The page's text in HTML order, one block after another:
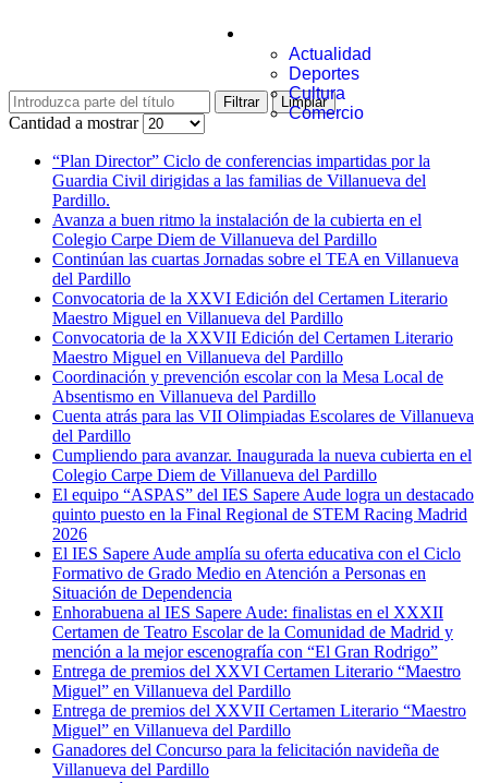
Actualidad
Deportes
Cultura
Comercio
Filtrar Limpiar
Cantidad a mostrar
“Plan Director” Ciclo de conferencias impartidas por la
Guardia Civil dirigidas a las familias de Villanueva del
Pardillo.
Avanza a buen ritmo la instalación de la cubierta en el
Colegio Carpe Diem de Villanueva del Pardillo
Continúan las cuartas Jornadas sobre el TEA en Villanueva
del Pardillo
Convocatoria de la XXVI Edición del Certamen Literario
Maestro Miguel en Villanueva del Pardillo
Convocatoria de la XXVII Edición del Certamen Literario
Maestro Miguel en Villanueva del Pardillo
Coordinación y prevención escolar con la Mesa Local de
Absentismo en Villanueva del Pardillo
Cuenta atrás para las VII Olimpiadas Escolares de Villanueva
del Pardillo
Cumpliendo para avanzar. Inaugurada la nueva cubierta en el
Colegio Carpe Diem de Villanueva del Pardillo
El equipo “ASPAS” del IES Sapere Aude logra un destacado
quinto puesto en la Final Regional de STEM Racing Madrid
2026
El IES Sapere Aude amplía su oferta educativa con el Ciclo
Formativo de Grado Medio en Atención a Personas en
Situación de Dependencia
Enhorabuena al IES Sapere Aude: finalistas en el XXXII
Certamen de Teatro Escolar de la Comunidad de Madrid y
mención a la mejor escenografía con “El Gran Rodrigo”
Entrega de premios del XXVI Certamen Literario “Maestro
Miguel” en Villanueva del Pardillo
Entrega de premios del XXVII Certamen Literario “Maestro
Miguel” en Villanueva del Pardillo
Ganadores del Concurso para la felicitación navideña de
Villanueva del Pardillo